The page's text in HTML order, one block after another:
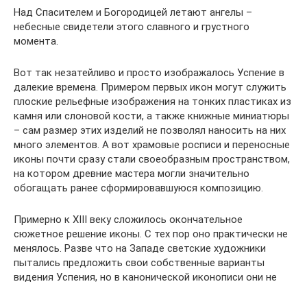
Над Спасителем и Богородицей летают ангелы –
небесные свидетели этого славного и грустного
момента.
Вот так незатейливо и просто изображалось Успение в
далекие времена. Примером первых икон могут служить
плоские рельефные изображения на тонких пластиках из
камня или слоновой кости, а также книжные миниатюры
– сам размер этих изделий не позволял наносить на них
много элементов. А вот храмовые росписи и переносные
иконы почти сразу стали своеобразным пространством,
на котором древние мастера могли значительно
обогащать ранее сформировавшуюся композицию.
Примерно к XIII веку сложилось окончательное
сюжетное решение иконы. С тех пор оно практически не
менялось. Разве что на Западе светские художники
пытались предложить свои собственные варианты
видения Успения, но в канонической иконописи они не